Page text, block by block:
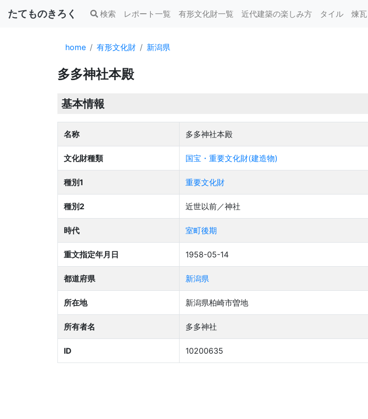
たてものきろく 検索 レポート一覧 有形文化財一覧 近代建築の楽しみ方 タイル 煉瓦
home 有形文化財 新潟県
多多神社本殿
基本情報
名称 多多神社本殿
文化財種類 国宝・重要文化財(建造物)
種別1 重要文化財
種別2 近世以前／神社
時代 室町後期
重文指定年月日 1958-05-14
都道府県 新潟県
所在地 新潟県柏崎市曽地
所有者名 多多神社
ID 10200635